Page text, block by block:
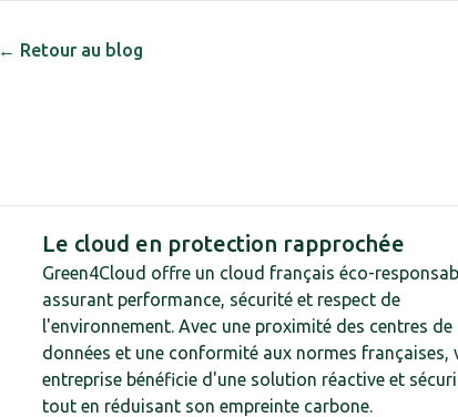
← Retour au blog
Le cloud en protection rapprochée
Green4Cloud offre un cloud français éco-
assurant performance, sécurité et respect de
l'environnement. Avec une proximité des centres de
données et une conformité aux normes françaises,
entreprise bénéficie d'une solution réactive et
tout en réduisant son empreinte carbone.